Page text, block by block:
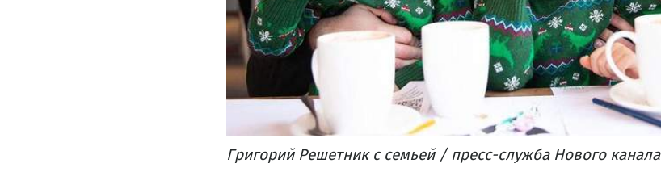
Григорий Решетник с семьей / пресс-служба Нового канала